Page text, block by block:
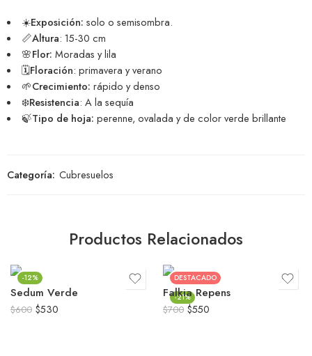
☀️Exposición: solo o semisombra.
📏Altura: 15-30 cm
🌸Flor: Moradas y lila
🗓️Floración: primavera y verano
🌱Crecimiento: rápido y denso
❄️Resistencia: A la sequía
🍃Tipo de hoja: perenne, ovalada y de color verde brillante
Categoría: Cubresuelos
Productos Relacionados
-12%
Sedum Verde
$600 $530
DESTACADO
-21%
Falkia Repens
$700 $550